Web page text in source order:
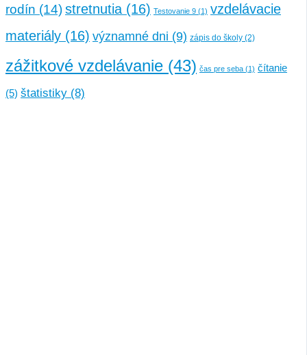
rodín (14)stretnutia (16) Testovanie 9 (1) vzdelávacie
materiály (16) významné dni (9) zápis do školy (2)
zážitkové vzdelávanie (43) čas pre seba (1) čítanie
(5) štatistiky (8)